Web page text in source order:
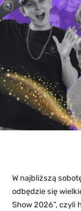
W najbliższą
odbędzie się
Show 2026”, czyli